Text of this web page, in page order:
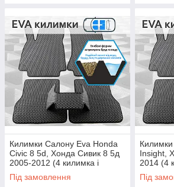
Килимки Салону Eva Honda
Civic 8 5d, Хонда Сивик 8 5д
2005-2012 (4 килимка і
тунель між задніми, багато
кольорів Ева, Єва)
Під замовлення
Insight,
2014 (4
задніми,
Єва)
Під